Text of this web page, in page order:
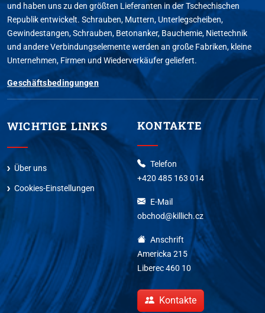
und haben uns zu den größten Lieferanten in der Tschechischen
Republik entwickelt. Schrauben, Muttern, Unterlegscheiben,
Gewindestangen, Schrauben, Betonanker, Bauchemie, Niettechnik
und andere Verbindungselemente werden an große Fabriken, kleine
Unternehmen, Firmen und Wiederverkäufer geliefert.
Geschäftsbedingungen
WICHTIGE LINKS
Über uns
Cookies-Einstellungen
KONTAKTE
Telefon
+420 485 163 014
E-Mail
obchod@killich.cz
Anschrift
Americka 215
Liberec 460 10
Kontakte